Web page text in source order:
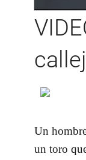
Un
untoro